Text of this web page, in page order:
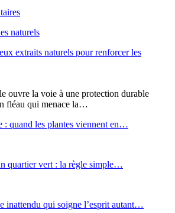
naturels
extraits naturels pour renforcer les
ouvre la voie à une protection durable
fléau qui menace la…
: quand les plantes viennent en…
quartier vert : la règle simple…
inattendu qui soigne l’esprit autant…